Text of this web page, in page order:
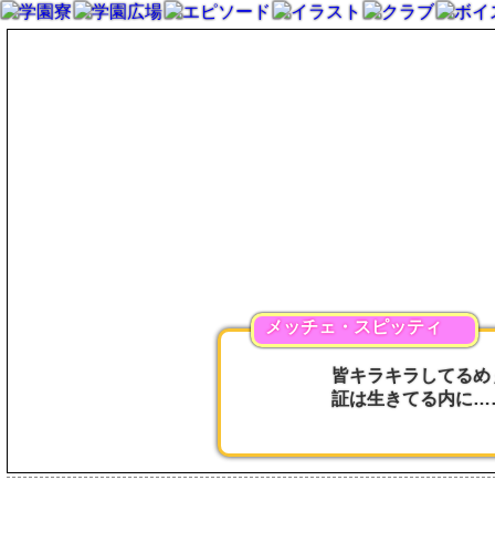
皆キラキラしてるめ
証は生きてる内に
メッチェ・スピッティ